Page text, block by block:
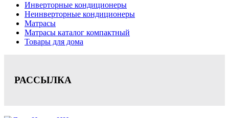
Инверторные кондиционеры
Неинверторные кондиционеры
Матрасы
Матрасы каталог компактный
Товары для дома
РАССЫЛКА